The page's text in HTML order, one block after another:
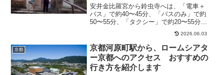
安井金比羅宮から鈴虫寺へは、「電車＋
バス」で約40〜45分、「バスのみ」で約
50〜55分、「タクシー」で約20〜55分で
す。最もおすすめなのは、所要時間と料
金のバランスが良い電車＋バスのルート
です。この記事では、安井金比羅宮から
鈴虫寺へのア...
2026.06.03
京都
京都河原町駅から、ロームシアタ
ー京都へのアクセス おすすめの
行き方を紹介します